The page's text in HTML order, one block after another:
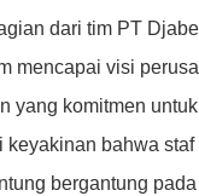
dari tim PT
mencapai visi
yang komitmen
keyakinan bahwa
bergantung